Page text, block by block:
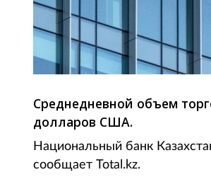
Среднедневной объем
долларов США.
Национальный банк
сообщает Total.kz.